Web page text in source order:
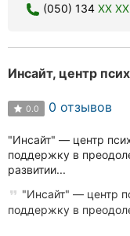
(050) 134 XX XX
Инсайт, центр
0.0 0 отзывов
"Инсайт" — центр
поддержку в
развитии...
"Инсайт" — центр
поддержку в